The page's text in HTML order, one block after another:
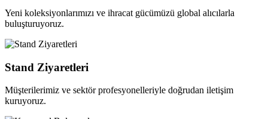
Yeni koleksiyonlarımızı ve ihracat gücümüzü global alıcılarla
buluşturuyoruz.
Stand Ziyaretleri
Müşterilerimiz ve sektör profesyonelleriyle doğrudan iletişim
kuruyoruz.